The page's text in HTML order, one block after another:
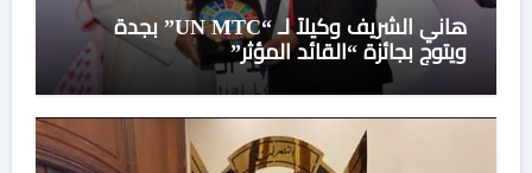
هاني الشريف وكيلاً لـ “UN MTC” بجدة
ويتوج بجائزة “القائد المؤثر”